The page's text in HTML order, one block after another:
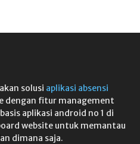
solusi aplikasi absensi
dengan fitur management
aplikasi android no 1 di
website untuk memantau
dimana saja.